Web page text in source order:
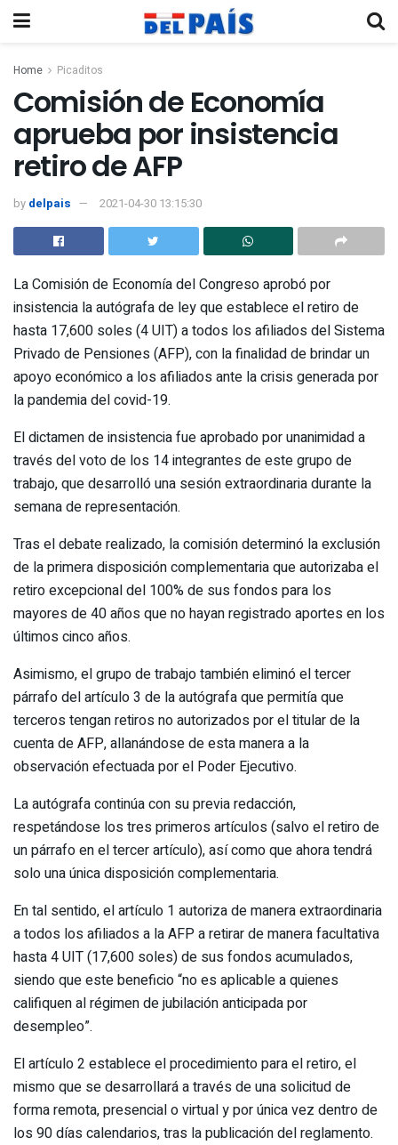
Home Picaditos
Comisión de Economía
aprueba por insistencia
retiro de AFP
by delpais 2021-04-30 13:15:30
La Comisión de Economía del Congreso aprobó por
insistencia la autógrafa de ley que establece el retiro de
hasta 17,600 soles (4 UIT) a todos los afiliados del Sistema
Privado de Pensiones (AFP), con la finalidad de brindar un
apoyo económico a los afiliados ante la crisis generada por
la pandemia del covid-19.
El dictamen de insistencia fue aprobado por unanimidad a
través del voto de los 14 integrantes de este grupo de
trabajo, que desarrolló una sesión extraordinaria durante la
semana de representación.
Tras el debate realizado, la comisión determinó la exclusión
de la primera disposición complementaria que autorizaba el
retiro excepcional del 100% de sus fondos para los
mayores de 40 años que no hayan registrado aportes en los
últimos cinco años.
Asimismo, el grupo de trabajo también eliminó el tercer
párrafo del artículo 3 de la autógrafa que permitía que
terceros tengan retiros no autorizados por el titular de la
cuenta de AFP, allanándose de esta manera a la
observación efectuada por el Poder Ejecutivo.
La autógrafa continúa con su previa redacción,
respetándose los tres primeros artículos (salvo el retiro de
un párrafo en el tercer artículo), así como que ahora tendrá
solo una única disposición complementaria.
En tal sentido, el artículo 1 autoriza de manera extraordinaria
a todos los afiliados a la AFP a retirar de manera facultativa
hasta 4 UIT (17,600 soles) de sus fondos acumulados,
siendo que este beneficio “no es aplicable a quienes
califiquen al régimen de jubilación anticipada por
desempleo”.
El artículo 2 establece el procedimiento para el retiro, el
mismo que se desarrollará a través de una solicitud de
forma remota, presencial o virtual y por única vez dentro de
los 90 días calendarios, tras la publicación del reglamento.